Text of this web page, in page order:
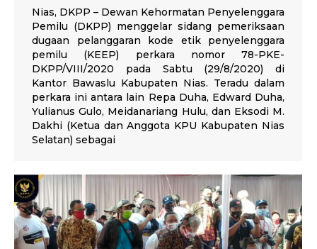
Nias, DKPP – Dewan Kehormatan Penyelenggara
Pemilu (DKPP) menggelar sidang pemeriksaan
dugaan pelanggaran kode etik penyelenggara
pemilu (KEEP) perkara nomor 78-PKE-
DKPP/VIII/2020 pada Sabtu (29/8/2020) di
Kantor Bawaslu Kabupaten Nias. Teradu dalam
perkara ini antara lain Repa Duha, Edward Duha,
Yulianus Gulo, Meidanariang Hulu, dan Eksodi M.
Dakhi (Ketua dan Anggota KPU Kabupaten Nias
Selatan) sebagai